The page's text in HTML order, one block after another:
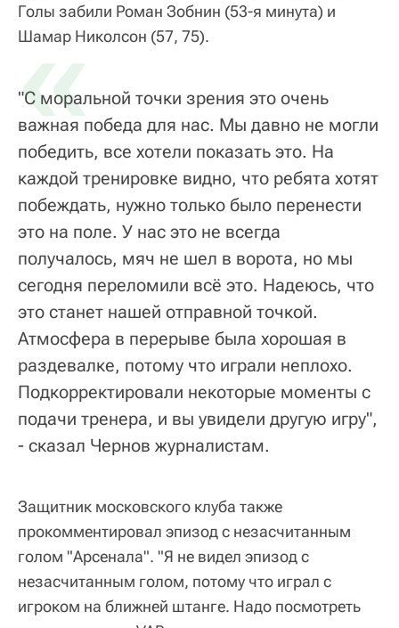
Голы забили Роман Зобнин (53-я минута) и
Шамар Николсон (57, 75).
«
"С моральной точки зрения это очень
важная победа для нас. Мы давно не могли
победить, все хотели показать это. На
каждой тренировке видно, что ребята хотят
побеждать, нужно только было перенести
это на поле. У нас это не всегда
получалось, мяч не шел в ворота, но мы
сегодня переломили всё это. Надеюсь, что
это станет нашей отправной точкой.
Атмосфера в перерыве была хорошая в
раздевалке, потому что играли неплохо.
Подкорректировали некоторые моменты с
подачи тренера, и вы увидели другую игру",
- сказал Чернов журналистам.
Защитник московского клуба также
прокомментировал эпизод с незасчитанным
голом "Арсенала". "Я не видел эпизод с
незасчитанным голом, потому что играл с
игроком на ближней штанге. Надо посмотреть